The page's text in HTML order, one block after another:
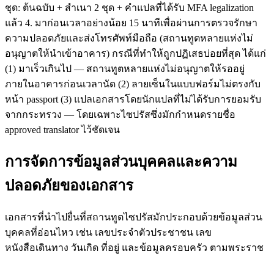
ชุด: ต้นฉบับ + สำเนา 2 ชุด + คำแปลที่ได้รับ MFA legalization
แล้ว 4. มาก่อนเวลาอย่างน้อย 15 นาทีเพื่อผ่านการตรวจรักษา
ความปลอดภัยและส่งโทรศัพท์มือถือ (สถานทูตหลายแห่งไม่
อนุญาตให้นำเข้าอาคาร) กรณีที่ทำให้ถูกปฏิเสธบ่อยที่สุด ได้แก่
(1) มาเร็วเกินไป — สถานทูตหลายแห่งไม่อนุญาตให้รออยู่
ภายในอาคารก่อนเวลานัด (2) ลายเซ็นในแบบฟอร์มไม่ตรงกับ
หน้า passport (3) แปลเอกสารโดยนักแปลที่ไม่ได้รับการยอมรับ
จากกระทรวง — โดยเฉพาะไซปรัสซึ่งมักกำหนดรายชื่อ
approved translator ไว้ชัดเจน
การจัดการข้อมูลส่วนบุคคลและความ
ปลอดภัยของเอกสาร
เอกสารที่นำไปยื่นที่สถานทูตไซปรัสมักประกอบด้วยข้อมูลส่วน
บุคคลที่อ่อนไหว เช่น เลขประจำตัวประชาชน เลข
หนังสือเดินทาง วันเกิด ที่อยู่ และข้อมูลครอบครัว ตามพระราช